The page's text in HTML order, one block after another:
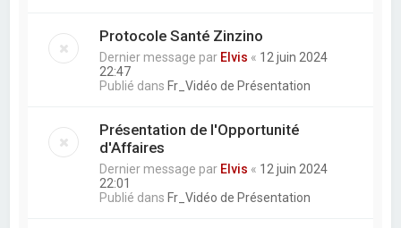
Protocole Santé Zinzino
Dernier message par Elvis « 12 juin 2024
22:47
Publié dansFr_Vidéo de Présentation
Présentation de l'Opportunité
d'Affaires
Dernier message par Elvis « 12 juin 2024
22:01
Publié dansFr_Vidéo de Présentation